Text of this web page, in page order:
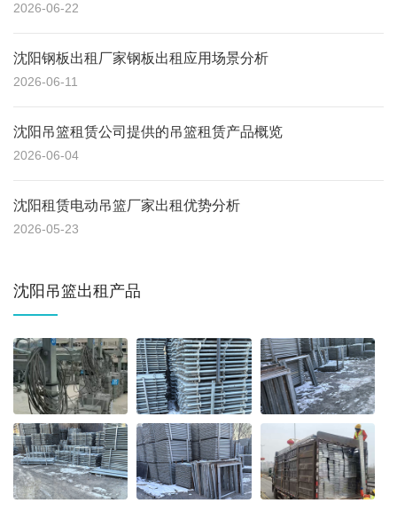
2026-06-22
沈阳钢板出租厂家钢板出租应用场景分析
2026-06-11
沈阳吊篮租赁公司提供的吊篮租赁产品概览
2026-06-04
沈阳租赁电动吊篮厂家出租优势分析
2026-05-23
沈阳吊篮出租产品